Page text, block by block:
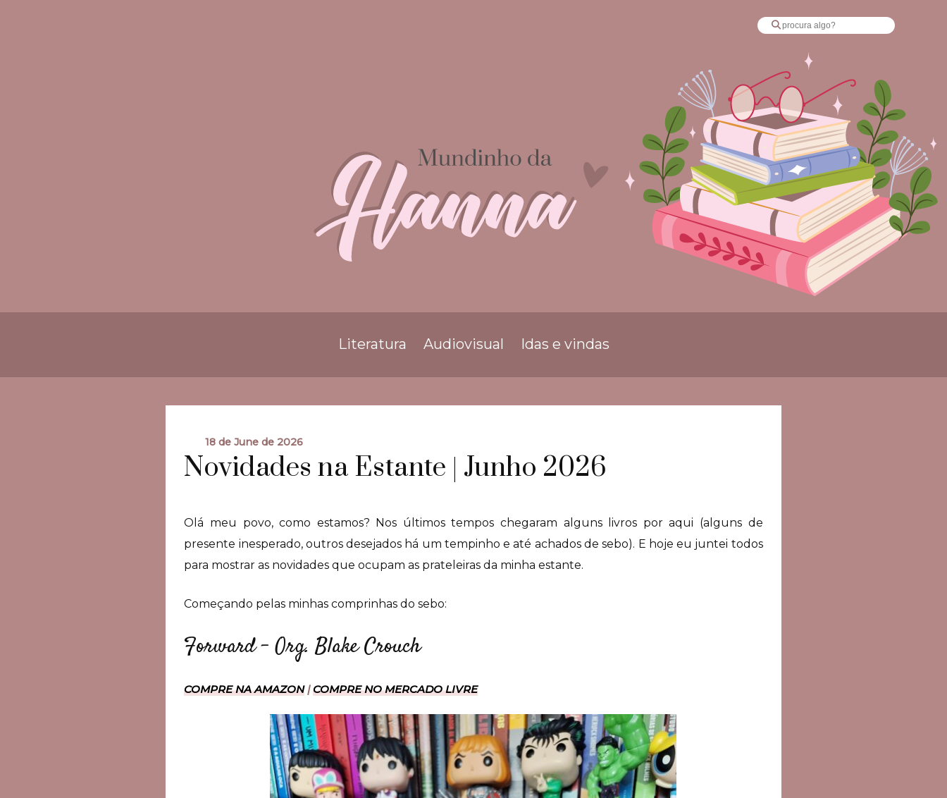
Literatura Audiovisual Idas e vindas
18 de June de 2026
Novidades na Estante | Junho 2026
Olá meu povo, como estamos? Nos últimos tempos chegaram alguns livros por aqui (alguns de
presente inesperado, outros desejados há um tempinho e até achados de sebo). E hoje eu juntei todos
para mostrar as novidades que ocupam as prateleiras da minha estante.
Começando pelas minhas comprinhas do sebo:
Forward – Org. Blake Crouch
COMPRE NA AMAZON|COMPRE NO MERCADO LIVRE